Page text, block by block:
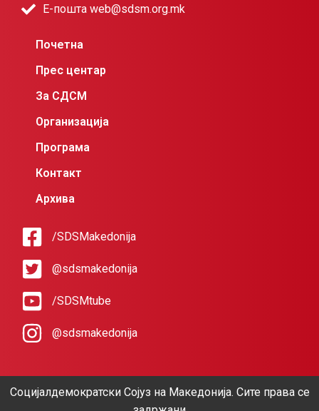
Е-пошта web@sdsm.org.mk
Почетна
Прес центар
За СДСМ
Организација
Програма
Контакт
Архива
/SDSMakedonija
@sdsmakedonija
/SDSMtube
@sdsmakedonija
Социјалдемократски Сојуз на Македонија. Сите права се